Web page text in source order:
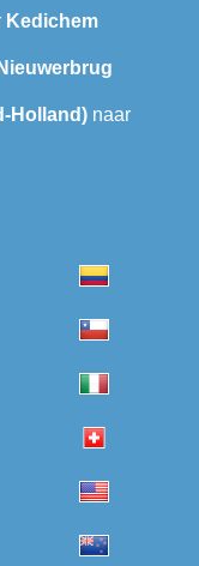
Kedichem
Nieuwerbrug
Holland) naar